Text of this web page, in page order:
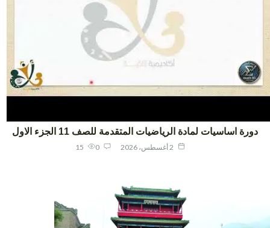
اساسيات لمادة الرياضيات المتقدمة للصف 11 الجزء الاول
15